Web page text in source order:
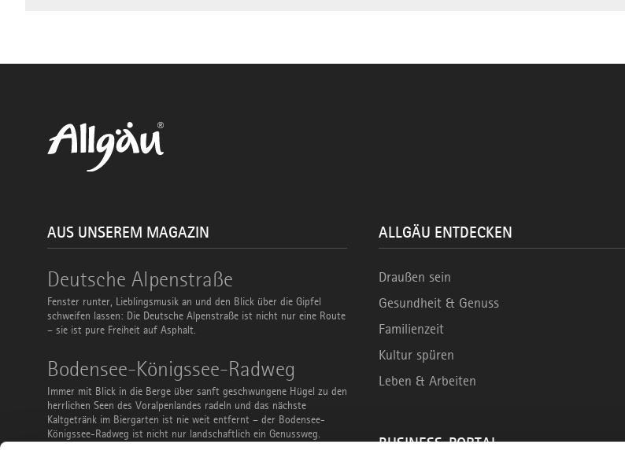
AUS UNSEREM MAGAZIN
Deutsche Alpenstraße
Fenster runter, Lieblingsmusik an und den Blick über die Gipfel
schweifen lassen: Die Deutsche Alpenstraße ist nicht nur eine Route
– sie ist pure Freiheit auf Asphalt.
Deutsche
Alpenstraße
Bodensee-Königssee-Radweg
Immer mit Blick in die Berge über sanft geschwungene Hügel zu den
herrlichen Seen des Voralpenlandes radeln und das nächste
Kaltgetränk im Biergarten ist nie weit entfernt – der Bodensee-
Königssee-Radweg ist nicht nur landschaftlich ein Genussweg.
Bodensee-
Königssee-
Radweg
ALLGÄU ENTDECKEN
Draußen sein
Gesundheit & Genuss
Familienzeit
Kultur spüren
Leben & Arbeiten
BUSINESS-PORTAL